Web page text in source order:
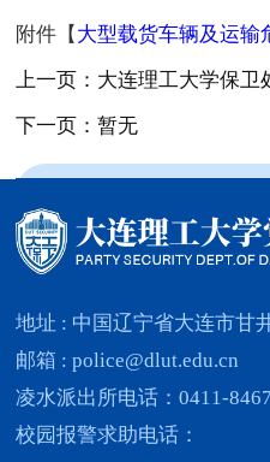
附件【大型载货车辆及运输
上一页：大连理工大学保
下一页：暂无
地址 : 中国辽宁省大连市甘
邮箱 : police@dlut.edu.cn
凌水派出所电话：0411-
校园报警求助电话：